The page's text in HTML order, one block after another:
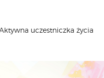
uczestniczka życia